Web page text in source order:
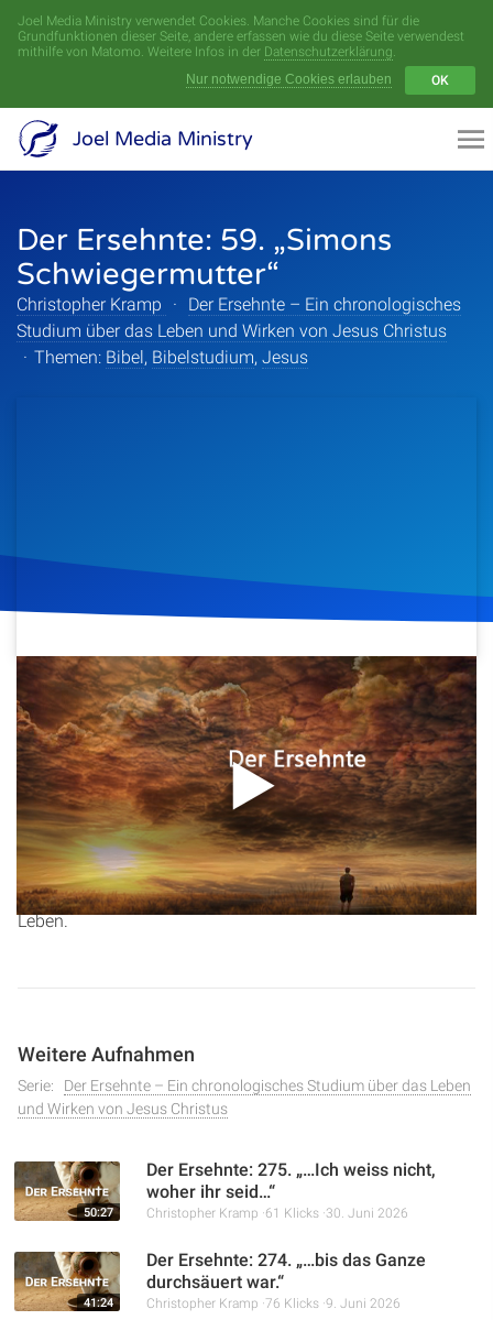
Joel Media Ministry verwendet Cookies. Manche Cookies sind für die
Grundfunktionen dieser Seite, andere erfassen wie du diese Seite verwendest
mithilfe von Matomo. Weitere Infos in der Datenschutzerklärung.
Nur notwendige Cookies erlauben
OK
Joel Media Ministry
Der Ersehnte: 59. „Simons
Schwiegermutter“
Christopher Kramp ·
Der Ersehnte – Ein chronologisches
Studium über das Leben und Wirken von Jesus Christus
· Themen: Bibel, Bibelstudium, Jesus
11. April 2017 820Klicks Download
In dieser Predigt aus der Serie „Der Ersehnte“ von
Christopher Kramp geht es um die 59. Lektion mit dem
Titel „Simons Schwiegermutter“. Der Sprecher beleuchtet
die biblische Geschichte und ihre Bedeutung für unser
Leben.
Weitere Aufnahmen
Serie:
Der Ersehnte – Ein chronologisches Studium über das Leben
und Wirken von Jesus Christus
50:27
Der Ersehnte: 275. „…Ich weiss nicht,
woher ihr seid…“
Christopher Kramp 61 Klicks 30. Juni 2026
41:24
Der Ersehnte: 274. „…bis das Ganze
durchsäuert war.“
Christopher Kramp 76 Klicks 9. Juni 2026
Menü
Videoarchiv
Serien
Themen
Über Uns
Kontakt
Spenden